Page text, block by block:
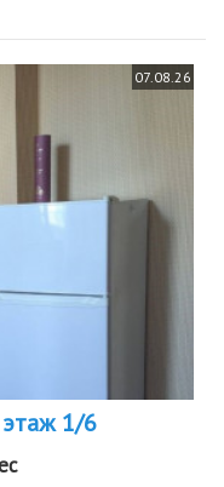
07.08.26
этаж 1/6